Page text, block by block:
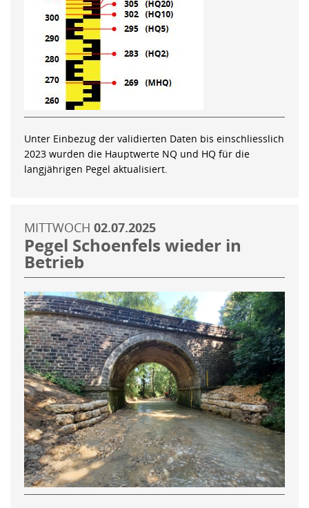
Unter Einbezug der validierten Daten bis einschliesslich
2023 wurden die Hauptwerte NQ und HQ für die
langjährigen Pegel aktualisiert.
MITTWOCH 02.07.2025
Pegel Schoenfels wieder in
Betrieb